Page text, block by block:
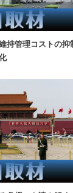
持管理コストの抑